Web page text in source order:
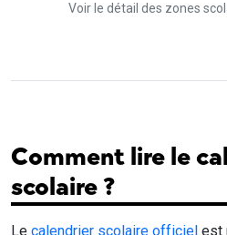
Voir le détail des zones
Comment lire le
scolaire ?
Le calendrier scolaire officiel est